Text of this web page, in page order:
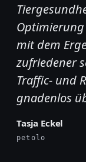
Optimierung
mit dem
zufriedener
Traffic- und
gnadenlos
Tasja Eckel
petolo